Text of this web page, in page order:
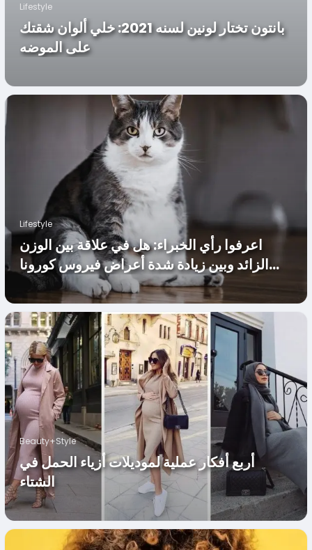
Lifestyle
بانتون تختار لونين لسنه 2021: خلي ألوان شقتك
على الموضه
Lifestyle
اعرفوا رأي الخبراء: هل في علاقة بين الوزن
الزائد وبين زيادة شدة أعراض فيروس كورونا
المستجد؟
Beauty+Style
أربع أفكار عملية لموديلات أزياء الحمل في
الشتاء